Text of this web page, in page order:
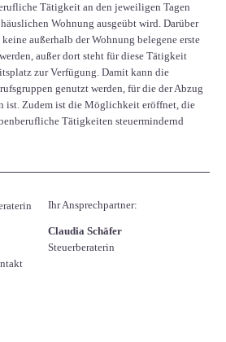
Tätigkeit an den jeweiligen Tagen
Wohnung ausgeübt wird. Darüber
außerhalb der Wohnung belegene erste
außer dort steht für diese Tätigkeit
zur Verfügung. Damit kann die
genutzt werden, für die der Abzug
ist. Zudem ist die Möglichkeit eröffnet, die
Tätigkeiten steuermindernd
Ihr Ansprechpartner:
Claudia Schäfer
Steuerberaterin